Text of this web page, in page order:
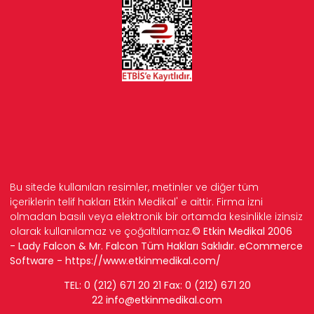
Bu sitede kullanılan resimler, metinler ve diğer tüm
içeriklerin telif hakları Etkin Medikal' e aittir. Firma izni
olmadan basılı veya elektronik bir ortamda kesinlikle izinsiz
olarak kullanılamaz ve çoğaltılamaz.© Etkin Medikal 2006
- Lady Falcon & Mr. Falcon Tüm Hakları Saklıdır. eCommerce
Software - https://www.etkinmedikal.com/
TEL: 0 (212) 671 20 21 Fax: 0 (212) 671 20
22 info@etkinmedikal.com